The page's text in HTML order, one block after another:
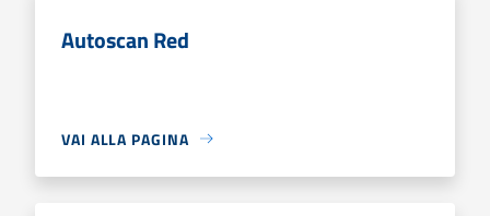
Autoscan Red
VAI ALLA PAGINA